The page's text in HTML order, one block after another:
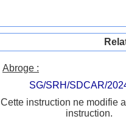
Abroge :
SG/SRH/SDCAR/
Cette instruction ne modifie
instruction.